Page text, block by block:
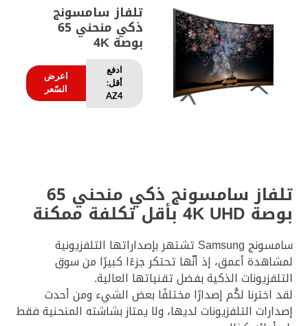
تلفاز سامسونج
ذكي منحني 65
بوصة 4K
ادفع
أقل:
AZ4
اعرض
السّعر
تلفاز سامسونج ذكي منحني 65
بوصة 4K UHD بأقل تكلفة ممكنة
سامسونج Samsung تشتهر بإصداراتها التلفزيونية
لمشاهدة أعمق، إذ أنّها تحتكر جزءًا كبيرًا من سوق
التلفزيونات الذكية بفضل تقنياتها العالية.
لقد اخترنا لكُم إصدارًا مختلفًا بعض الشيء ومن أحدث
إصدارات التلفزيونات لديها، ولا يمتاز بشاشته المنحنية فقط